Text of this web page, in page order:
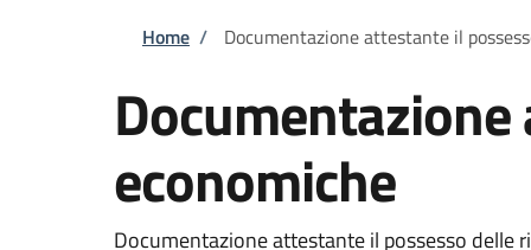
Briciole di pane
Home / Documentazione attestante il
economiche
Documentazione attestante il possesso delle